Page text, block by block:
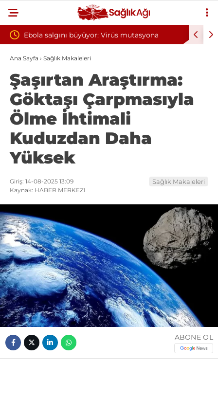
Virüs mutasyona Yılın ilk 6 ayında 10 bini aşkın
Ana Sayfa › Sağlık Makaleleri
Şaşırtan Araştırma:
Göktaşı Çarpmasıyla
Ölme İhtimali
Kuduzdan Daha
Yüksek
Giriş: 14-08-2025 13:09
Kaynak: HABER MERKEZI
Sağlık Makaleleri
ABONE OL